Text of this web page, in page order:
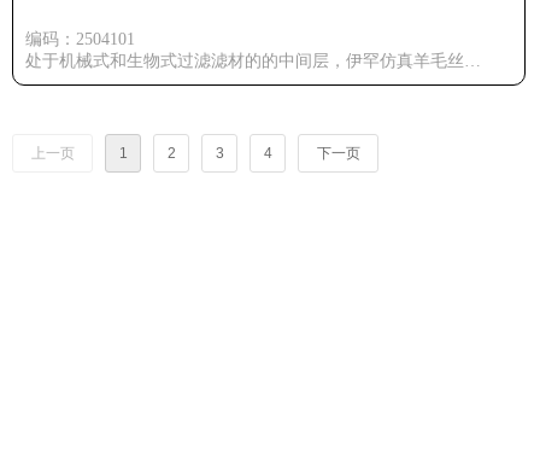
编码：2504101
处于机械式和生物式过滤滤材的的中间层，伊罕仿真羊毛丝
(EHEIM SYNTH)是一种精细过滤的前置过滤材料
上一页 1 2 3 4 下一页